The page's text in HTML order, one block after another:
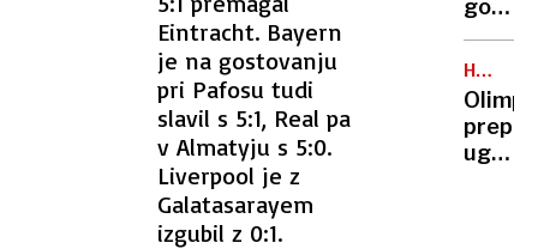
Eintracht. Bayern
je na gostovanju
pri Pafosu tudi
slavil s 5:1, Real pa
v Almatyju s 5:0.
Liverpool je z
Galatasarayem
izgubil z 0:1.
gostila
EP
2026:
Kje
bo
HOKEJ
NA
LEDU
ugnala